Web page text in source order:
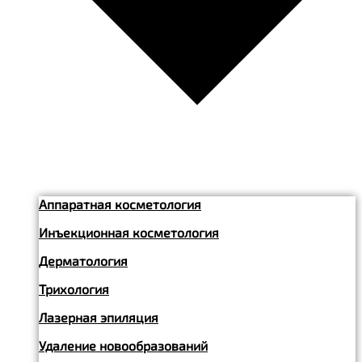
Аппаратная косметология
Инъекционная косметология
Дерматология
Трихология
Лазерная эпиляция
Удаление новообразований